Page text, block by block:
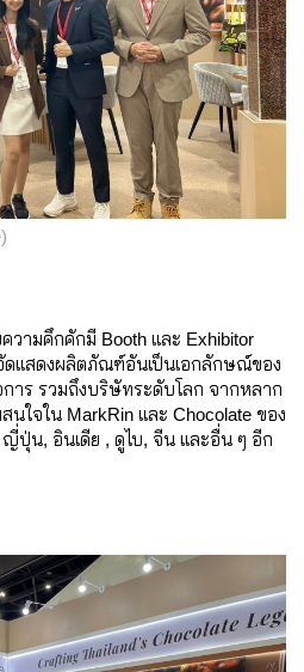
วามคึกคักมี Booth และ Exhibitor
ดแสดงผลิตภัณฑ์อันเป็นเอกลักษณ์ของ
าร รวมถึงบริษัทระดับโลก จากหลาก
นใจใน MarkRin และ Chocolate ของ
ญี่ปุ่น, อินเดีย , ดูไบ, จีน และอื่น ๆ อีก